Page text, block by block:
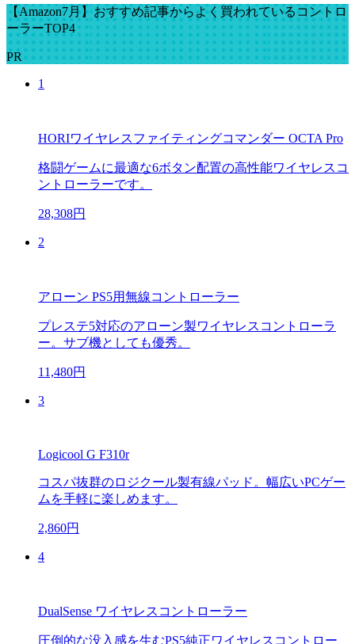
【Amazon7月】おすすめ記事からよく買われているコントロ
ーラーTOP4
PR
1
HORIワイヤレスファイティングコマンダー OCTA Pro
格闘ゲームに最適な6ボタン配置の高性能ワイヤレスコ
ントローラーです。
28,308円
2
アローン PS5用無線コントローラー
プレステ5対応のアローン製ワイヤレスコントローラ
ー。サブ機としても優秀。
11,480円
3
Logicool G F310r
コスパ抜群のロジクール製有線パッド。幅広いPCゲー
ムを手軽に楽しめます。
2,860円
4
DualSense ワイヤレスコントローラー
圧倒的な没入感を生むPS5純正ワイヤレスコントロー